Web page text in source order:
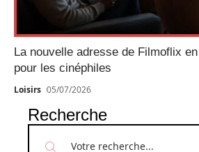
La nouvelle adresse de Filmoflix
pour les cinéphiles
Loisirs 05/07/2026
Recherche